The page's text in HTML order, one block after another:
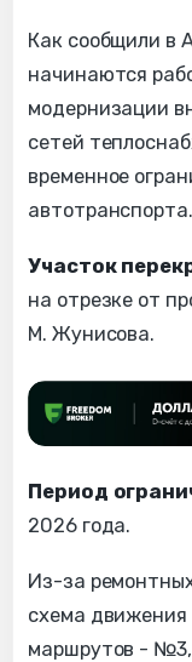
Как сообщили в
начинаются
модернизации
сетей
временное
автотранспорта.
Участок
на отрезке от
М. Жунисова.
Период
2026 года.
Из-за
схема движения
маршрутов -